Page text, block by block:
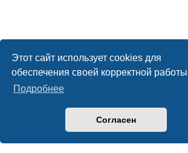
Этот сайт использует cookies для
обеспечения своей корректной
Подробнее
Согласен